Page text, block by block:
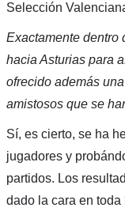
Selección
Exactamente dentro
hacia Asturias para
ofrecido además
amistosos que se
Sí, es cierto, se ha
jugadores y
partidos. Los
dado la cara en